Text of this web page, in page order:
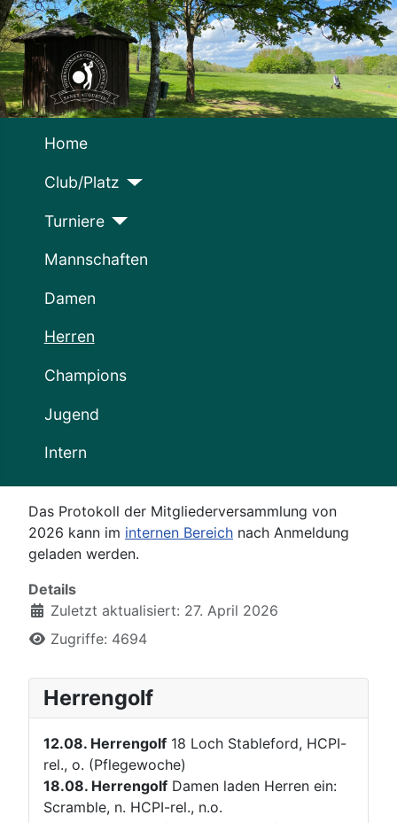
Home
Club/Platz
Turniere
Mannschaften
Damen
Herren
Champions
Jugend
Intern
Das Protokoll der Mitgliederversammlung von
2026 kann im internen Bereich nach Anmeldung
geladen werden.
Details
Zuletzt aktualisiert: 27. April 2026
Zugriffe: 4694
Herrengolf
12.08. Herrengolf 18 Loch Stableford, HCPI-
rel., o. (Pflegewoche)
18.08. Herrengolf Damen laden Herren ein:
Scramble, n. HCPI-rel., n.o.